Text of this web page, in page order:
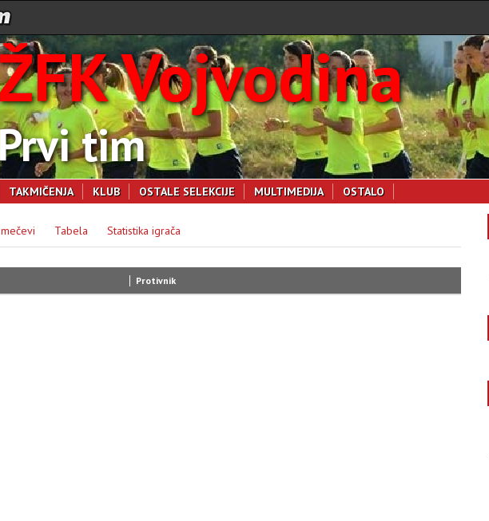
Vojvodina
tim
TAKMIČENJA KLUB OSTALE SELEKCIJE MULTIMEDIJA OSTALO
Tabela Statistika igrača
Protivnik